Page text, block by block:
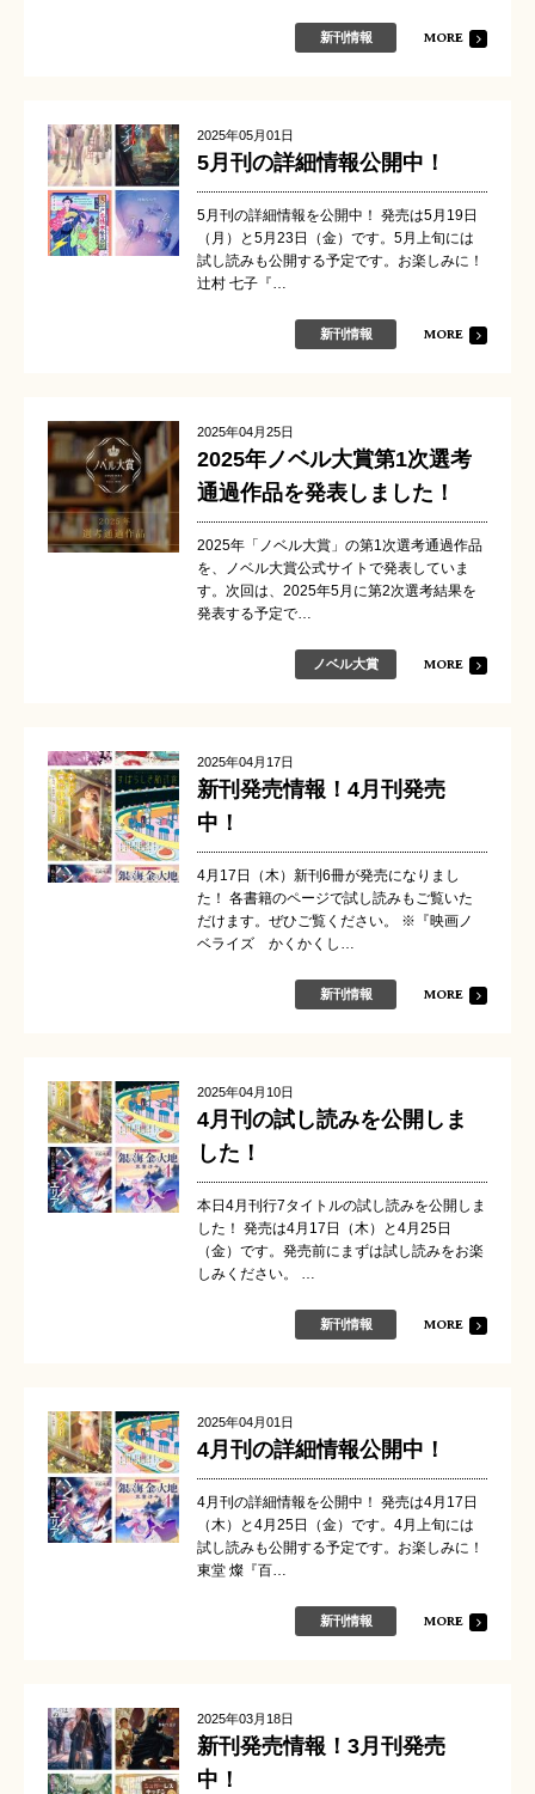
新刊情報 MORE
2025年05月01日
5月刊の詳細情報公開中！
5月刊の詳細情報を公開中！ 発売は5月19日
（月）と5月23日（金）です。5月上旬には
試し読みも公開する予定です。お楽しみに！
辻村 七子『…
新刊情報 MORE
2025年04月25日
2025年ノベル大賞第1次選考
通過作品を発表しました！
2025年「ノベル大賞」の第1次選考通過作品
を、ノベル大賞公式サイトで発表していま
す。次回は、2025年5月に第2次選考結果を
発表する予定で…
ノベル大賞 MORE
2025年04月17日
新刊発売情報！4月刊発売
中！
4月17日（木）新刊6冊が発売になりまし
た！ 各書籍のページで試し読みもご覧いた
だけます。ぜひご覧ください。 ※『映画ノ
ベライズ かくかくし…
新刊情報 MORE
2025年04月10日
4月刊の試し読みを公開しま
した！
本日4月刊行7タイトルの試し読みを公開しま
した！ 発売は4月17日（木）と4月25日
（金）です。発売前にまずは試し読みをお楽
しみください。 …
新刊情報 MORE
2025年04月01日
4月刊の詳細情報公開中！
4月刊の詳細情報を公開中！ 発売は4月17日
（木）と4月25日（金）です。4月上旬には
試し読みも公開する予定です。お楽しみに！
東堂 燦『百…
新刊情報 MORE
2025年03月18日
新刊発売情報！3月刊発売
中！